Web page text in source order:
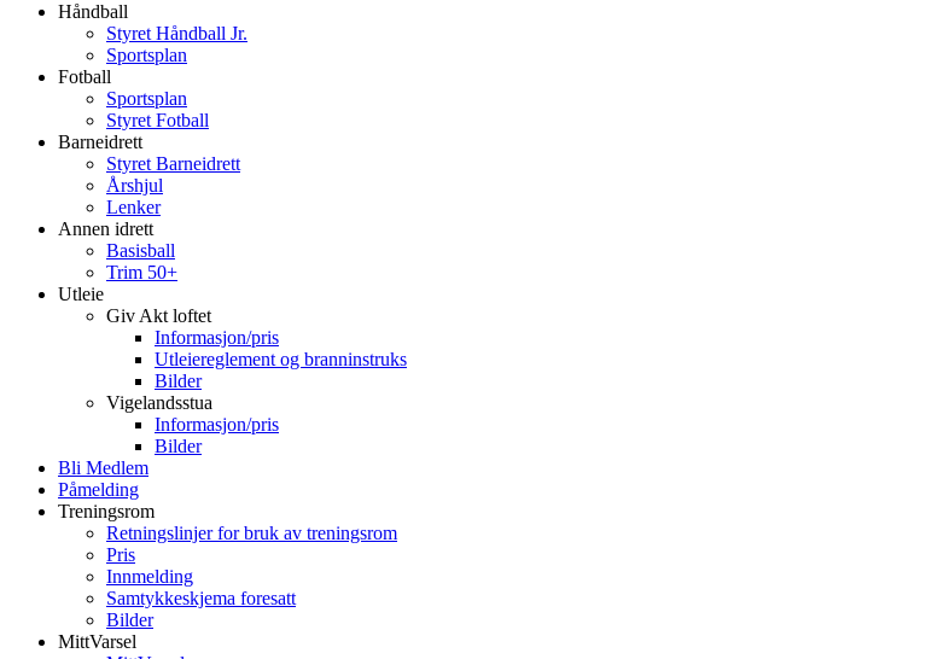
Håndball
Styret Håndball Jr.
Sportsplan
Fotball
Sportsplan
Styret Fotball
Barneidrett
Styret Barneidrett
Årshjul
Lenker
Annen idrett
Basisball
Trim 50+
Utleie
Giv Akt loftet
Informasjon/pris
Utleiereglement og branninstruks
Bilder
Vigelandsstua
Informasjon/pris
Bilder
Bli Medlem
Påmelding
Treningsrom
Retningslinjer for bruk av treningsrom
Pris
Innmelding
Samtykkeskjema foresatt
Bilder
MittVarsel